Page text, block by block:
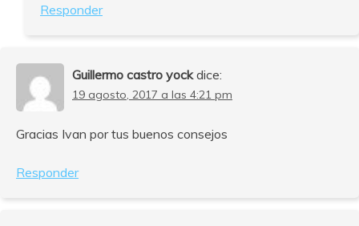
Responder
Guillermo castro yock dice:
19 agosto, 2017 a las 4:21 pm
Gracias Ivan por tus buenos consejos
Responder